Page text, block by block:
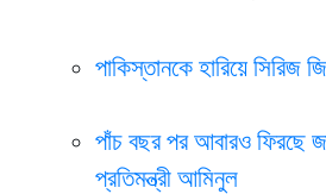
পাকিস্তানকে হারিয়ে সিরিজ
পাঁচ বছর পর আবারও ফিরছে
প্রতিমন্ত্রী আমিনুল